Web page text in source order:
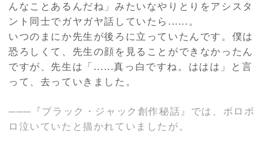
んなことあるんだね」みたいなやりとりをアシスタ
ント同士でガヤガヤ話していたら......。
いつのまにか先生が後ろに立っていたんです。僕は
恐ろしくて、先生の顔を見ることができなかったん
ですが、先生は「......真っ白ですね。ははは」と言
って、去っていきました。
───『ブラック・ジャック創作秘話』では、ボロボ
ロ泣いていたと描かれていましたが。